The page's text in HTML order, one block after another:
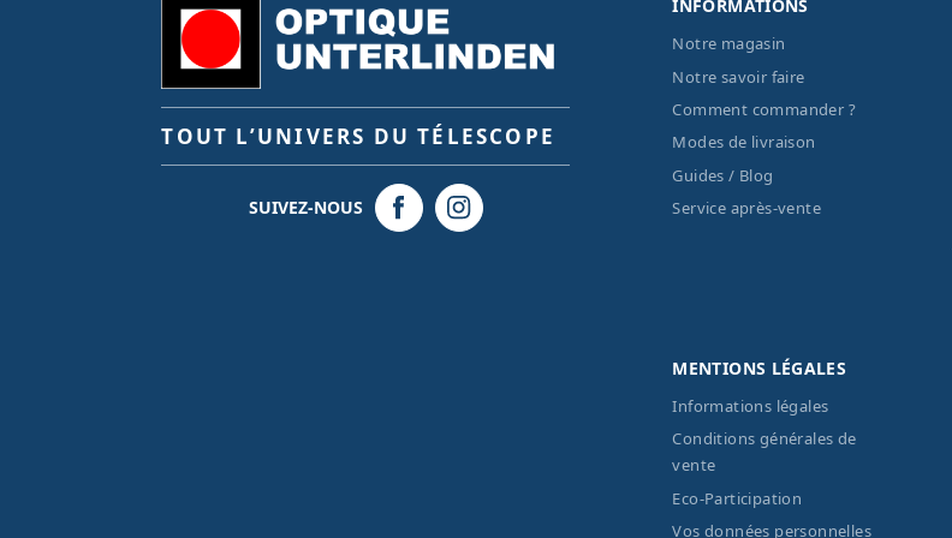
TOUT L’UNIVERS DU TÉLESCOPE
SUIVEZ-NOUS
INFORMATIONS
Notre magasin
Notre savoir faire
Comment commander ?
Modes de livraison
Guides / Blog
Service après-vente
MENTIONS LÉGALES
Informations légales
Conditions générales de
vente
Eco-Participation
Vos données personnelles